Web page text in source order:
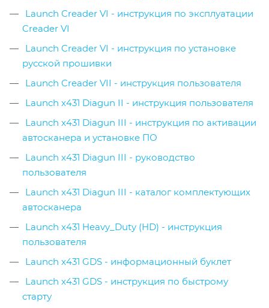
Launch Creader VI - инструкция по эксплуатации
Creader VI
Launch Creader VI - инструкция по установке
русской прошивки
Launch Creader VII - инструкция пользователя
Launch x431 Diagun II - инструкция пользователя
Launch x431 Diagun III - инструкция по активации
автосканера и установке ПО
Launch x431 Diagun III - руководство
пользователя
Launch x431 Diagun III - каталог комплектующих
автосканера
Launch x431 Heavy_Duty (HD) - инструкция
пользователя
Launch x431 GDS - информационный буклет
Launch x431 GDS - инструкция по быстрому
старту